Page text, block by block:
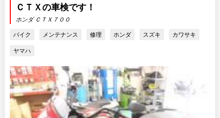
ＣＴＸの車検です！
ホンダ ＣＴＸ７００
バイク メンテナンス 修理 ホンダ スズキ カワサキ
ヤマハ